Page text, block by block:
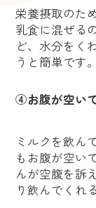
栄養摂取のた
乳食に混ぜる
ど、水分をく
うと簡単です。
④お腹が空い
ミルクを飲ん
もお腹が空い
んが空腹を訴
り飲んでくれ